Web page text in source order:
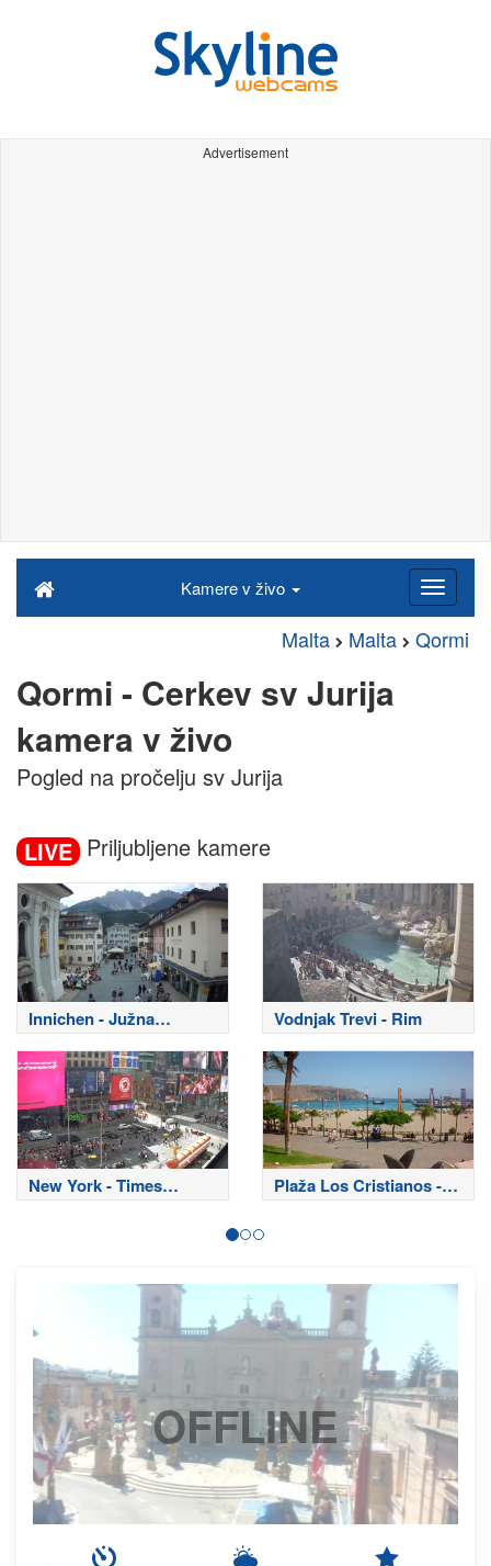
Advertisement
Kamere v živo
Malta Malta Qormi
Qormi - Cerkev sv Jurija
kamera v živo
Pogled na pročelju sv Jurija
LIVE Priljubljene kamere
Innichen - Južna
Tirolska
Vodnjak Trevi - Rim
New York - Times
Square
Plaža Los Cristianos -
Tenerife
OFFLINE